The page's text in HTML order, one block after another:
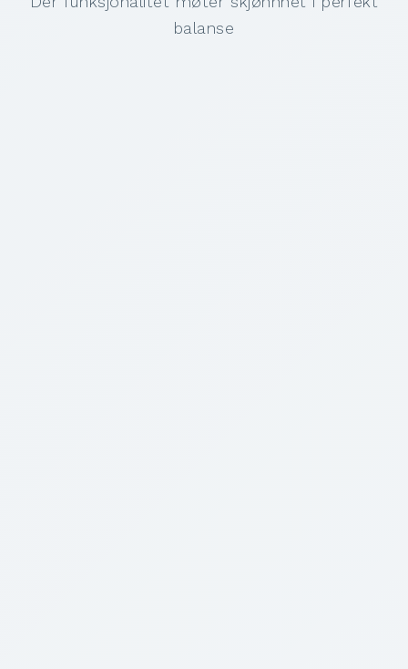
balanse